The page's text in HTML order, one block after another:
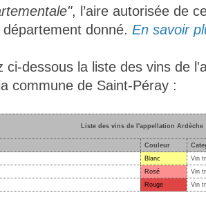
, l’aire autorisée de
département donné. En savoir
ci-dessous la liste des vins de
commune de Saint-Péray :
Liste des vins de l'appellation Ardèche
Couleur
Blanc
Vin
Rosé
Vin
Rouge Vin